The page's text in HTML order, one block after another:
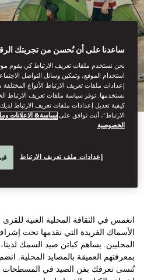
رحلة صيد
انغمس في الثقافة المحلية الغنية
الأسماك الفريدة التي نقدمها تحت
المحليين. يساهم كباتن صيد السمك
بمعرفتهم العميقة بالمصايد المحلية.
تُنسى تعرفك بفن الصيد في المسطحات
ساعدنا على أن نُحسن من تجربتك
نحن نستخدم ملفات تعريف الارتباط كي يقوم
استخدام الموقع، وتمكين وسائل التواصل
إعدادات ملفات تعريف الارتباط الأنواع
نستخدمها. توفر سياسة ملفات تعريف الارتباط
كيفية تعديل إعدادات ملفات تعريف الارتباط
الارتباط”، أنت توافق علىسياسة& الإعلانات
الخصوصية
إعدادات ملف تعريف الارتباط